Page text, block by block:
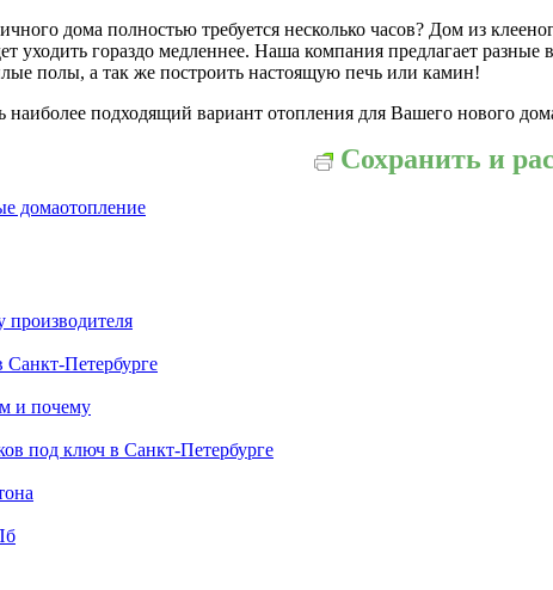
дома полностью требуется несколько часов? Дом из
уходить гораздо медленнее. Наша компания предлагает
полы, а так же построить настоящую печь или камин!
подходящий вариант отопления для Вашего нового
Сохранить и
домаотопление
Петербурге
и почему
под ключ в Санкт-Петербурге